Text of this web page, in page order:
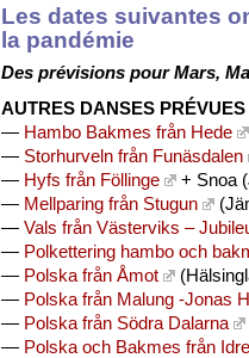
Les dates suivantes
la pandémie
Des prévisions pour Mars,
AUTRES DANSES PRÉVUES
— Hambo Bakmes från Hede
— Storhurveln från Funäsdalen
— Hyfs från Föllinge
+ Snoa
— Mellparing från Stugun
— Vals från Västerviks –
— Polkettering hambo och
— Polska från Åmot
— Polska från Malung -Jonas
— Polska från Södra Dalarna
— Polska och Bakmes från Idre